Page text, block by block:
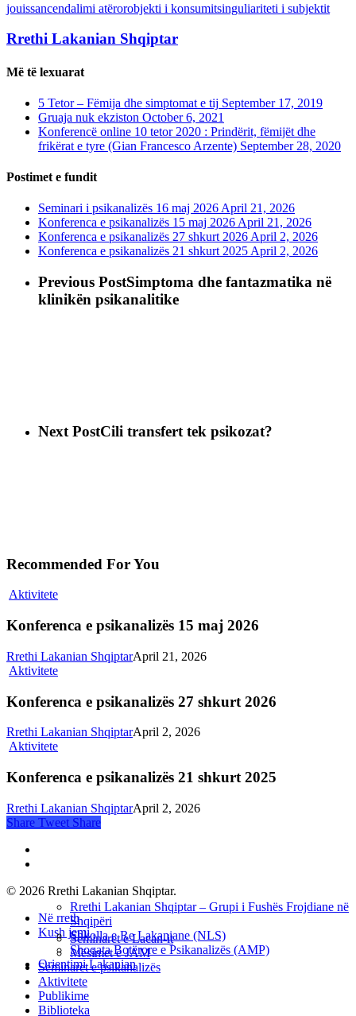
jouissancendalimi atërorobjekti i konsumitsinguliariteti i subjektit
Rrethi Lakanian Shqiptar
Më të lexuarat
5 Tetor – Fëmija dhe simptomat e tij September 17, 2019
Gruaja nuk ekziston October 6, 2021
Konferencë online 10 tetor 2020 : Prindërit, fëmijët dhe
frikërat e tyre (Gian Francesco Arzente) September 28, 2020
Postimet e fundit
Seminari i psikanalizës 16 maj 2026 April 21, 2026
Konferenca e psikanalizës 15 maj 2026 April 21, 2026
Konferenca e psikanalizës 27 shkurt 2026 April 2, 2026
Konferenca e psikanalizës 21 shkurt 2025 April 2, 2026
Previous PostSimptoma dhe fantazmatika në
klinikën psikanalitike
Next PostCili transfert tek psikozat?
Recommended For You
Aktivitete
Konferenca e psikanalizës 15 maj 2026
Rrethi Lakanian ShqiptarApril 21, 2026
Aktivitete
Konferenca e psikanalizës 27 shkurt 2026
Rrethi Lakanian ShqiptarApril 2, 2026
Aktivitete
Konferenca e psikanalizës 21 shkurt 2025
Rrethi Lakanian ShqiptarApril 2, 2026
Share Tweet Share
© 2026 Rrethi Lakanian Shqiptar.
Close
Menu
Në rreth
Kush jemi
Rrethi Lakanian Shqiptar – Grupi i Fushës Frojdiane në
Shqipëri
Shkolla e Re Lakaniane (NLS)
Shoqata Botërore e Psikanalizës (AMP)
Orientimi Lakanian
Seminaret e Lacan-it
Mësimet e JAM
Seminaret e psikanalizës
Aktivitete
Publikime
Biblioteka